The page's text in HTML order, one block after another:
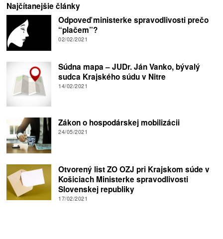
Najčítanejšie články
Odpoveď ministerke spravodlivosti prečo
“plačem”?
02/02/2021
Súdna mapa – JUDr. Ján Vanko, bývalý
sudca Krajského súdu v Nitre
14/02/2021
Zákon o hospodárskej mobilizácii
24/05/2021
Otvorený list ZO OZJ pri Krajskom súde v
Košiciach Ministerke spravodlivosti
Slovenskej republiky
17/02/2021